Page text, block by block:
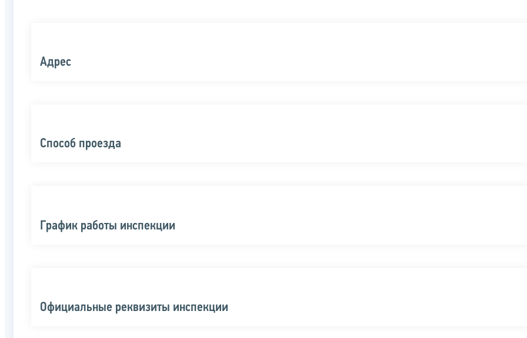
Адрес
Способ проезда
График работы инспекции
Официальные реквизиты инспекции